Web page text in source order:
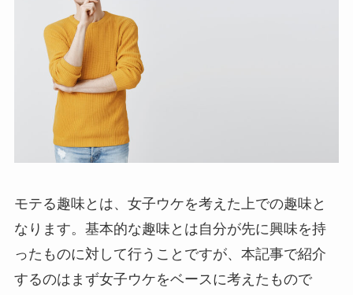
モテる趣味とは、女子ウケを考えた上での趣味と
なります。基本的な趣味とは自分が先に興味を持
ったものに対して行うことですが、本記事で紹介
するのはまず女子ウケをベースに考えたもので